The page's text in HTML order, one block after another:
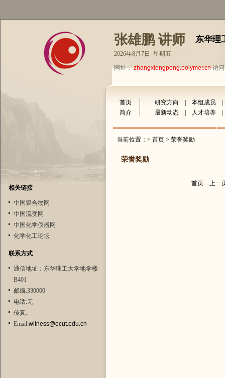
张雄鹏 讲师 东华理
2026年8月7日 星期五
网址：zhangxiongpeng.polymer.cn访问
相关链接
中国聚合物网
中国流变网
中国化学仪器网
化学化工论坛
联系方式
通信地址：东华理工大学地学楼
B401
邮编:330000
电话:无
传真:
Email:witness@ecut.edu.cn
首页 研究方向 本组成员
简介
最新动态 人才培养
当前位置：> 首页 > 荣誉奖励
荣誉奖励
首页 上一